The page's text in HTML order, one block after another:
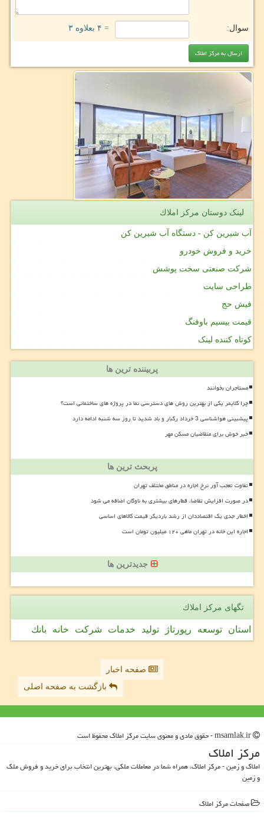
سوال: = ۴ بعلاوه ۳
لینک دوستان مركز املاك
آب شیرین کن - دستگاه آب شیرین کن
خرید و فروش خودرو
شرکت صنعتی سخت پوشش
طراحی سایت
فیش حج
قیمت بیسیم باوفنگ
کوتاه کننده لینک
پربیننده ترین ها
مستأجران بخوانند
چرا کلایمر یکی از بهترین روش های دسترسی نما در پروژه های ساختمانی است؟
پیشبینی هواشناسی 3 خرداد رگبار و باد شدید تا روز سه شنبه ادامه دارد
خبر خوش برای متقاضیان مسکن مهر
پربحث ترین ها
تفاوت تعجب آور نرخ اجاره در مناطق مختلف تهران
در صورت افزایش تقاضا، قطارهای بیشتری به ناوگان اضافه می شود
اخطار جدی یک اقتصاددان از رشد باردیگر قیمت کالاهای اساسی
اجاره این خانه در تهران ماهی ۱۲۰ میلیون تومان است
جدیدترین ها
تگهای مركز املاك
استان توسعه رپورتاژ تولید خدمات شركت خانه بانك
صفحه اخبار
بازگشت به صفحه اصلی
مركز املاك
املاک و زمین - مرکز املاک، همراه شما در معاملات ملکی، بهترین انتخاب برای خرید و فروش ملک
و زمین
صفحات مركز املاك